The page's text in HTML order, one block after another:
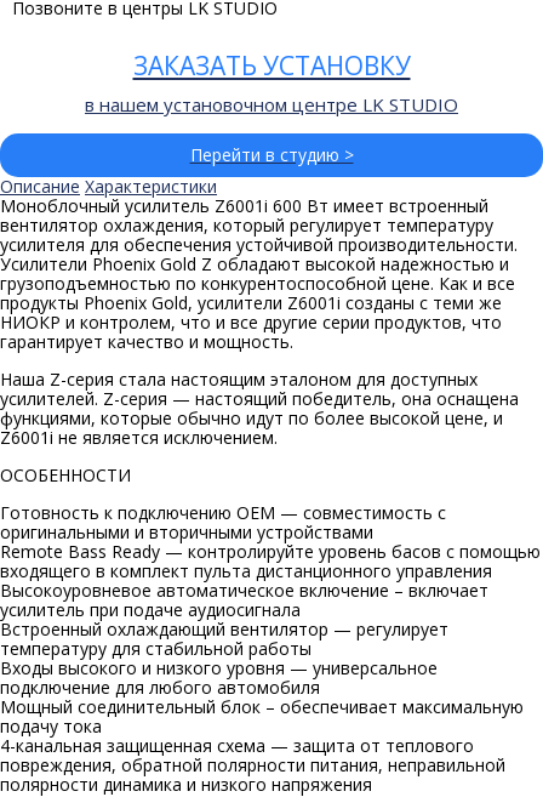
Позвоните в центры LK STUDIO
ЗАКАЗАТЬ УСТАНОВКУ
в нашем установочном центре LK STUDIO
Перейти в студию >
Описание Характеристики
Моноблочный усилитель Z6001i 600 Вт имеет встроенный
вентилятор охлаждения, который регулирует температуру
усилителя для обеспечения устойчивой производительности.
Усилители Phoenix Gold Z обладают высокой надежностью и
грузоподъемностью по конкурентоспособной цене. Как и все
продукты Phoenix Gold, усилители Z6001i созданы с теми же
НИОКР и контролем, что и все другие серии продуктов, что
гарантирует качество и мощность.
Наша Z-серия стала настоящим эталоном для доступных
усилителей. Z-серия — настоящий победитель, она оснащена
функциями, которые обычно идут по более высокой цене, и
Z6001i не является исключением.
ОСОБЕННОСТИ
Готовность к подключению OEM — совместимость с
оригинальными и вторичными устройствами
Remote Bass Ready — контролируйте уровень басов с помощью
входящего в комплект пульта дистанционного управления
Высокоуровневое автоматическое включение – включает
усилитель при подаче аудиосигнала
Встроенный охлаждающий вентилятор — регулирует
температуру для стабильной работы
Входы высокого и низкого уровня — универсальное
подключение для любого автомобиля
Мощный соединительный блок – обеспечивает максимальную
подачу тока
4-канальная защищенная схема — защита от теплового
повреждения, обратной полярности питания, неправильной
полярности динамика и низкого напряжения